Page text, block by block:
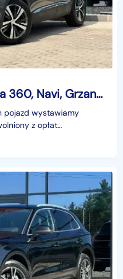
Peugeot 3008 II Kamera 360, Navi, Grzane fotele, Climatronic, LED, Półskóra, GWARANC
pojazd wystawiamy
z opłat
szczególne:Wersja